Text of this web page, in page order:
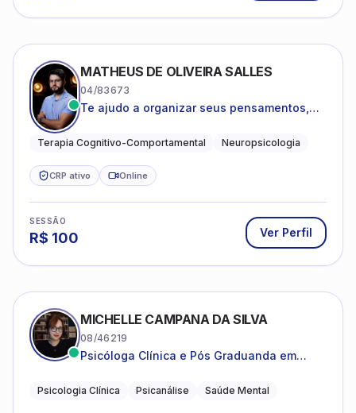
MATHEUS DE OLIVEIRA SALLES
04/83673
Te ajudo a organizar seus pensamentos,
clareza e sentido, com uma terapia
Terapia Cognitivo-Comportamental Neuropsicologia
CRP ativo Online
SESSÃO
R$ 100 Ver Perfil
MICHELLE CAMPANA DA SILVA
08/46219
Psicóloga Clínica e Pós Graduanda em
Psicologia Clínica Psicanálise Saúde Mental